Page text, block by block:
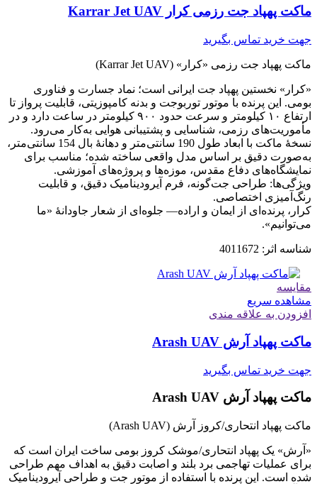
ماکت پهپاد جت رزمی کرار Karrar Jet UAV
جهت خرید تماس بگیرید
ماکت پهپاد جت رزمی «کرار» (Karrar Jet UAV)
«کرار» نخستین پهپاد جت ایرانی است؛ نماد جسارت و فناوری
بومی. این پرنده با موتور توربوجت و بدنه کامپوزیتی، قابلیت پرواز تا
ارتفاع ۱۰ کیلومتر و سرعت حدود ۹۰۰ کیلومتر در ساعت دارد و در
مأموریت‌های رزمی، شناسایی و پشتیبانی هوایی به‌کار می‌رود.
نسخهٔ ماکت با ابعاد طول 190 سانتی‌متر و دهانهٔ بال 154 سانتی‌متر،
به‌صورت دقیق بر اساس مدل واقعی ساخته شده؛ مناسب برای
نمایشگاه‌های دفاع مقدس، موزه‌ها و پروژه‌های آموزشی.
ویژگی‌ها: طراحی جت‌گونه، فرم آیرودینامیک دقیق، و قابلیت
رنگ‌آمیزی اختصاصی.
کرار، پرنده‌ای از ایمان و اراده— جلوه‌ای از شعار جاودانۀ «ما
می‌توانیم».
شناسه اثر: 4011672
مقایسه
مشاهده سریع
افزودن به علاقه مندی
ماکت پهپاد آرش Arash UAV
جهت خرید تماس بگیرید
ماکت پهپاد آرش Arash UAV
ماکت پهپاد انتحاری/کروز آرش (Arash UAV)
«آرش» یک پهپاد انتحاری/موشک کروز بومی ساخت ایران است که
برای عملیات تهاجمی برد بلند و اصابت دقیق به اهداف مهم طراحی
شده است. این پرنده با استفاده از موتور جت و طراحی آیرودینامیک